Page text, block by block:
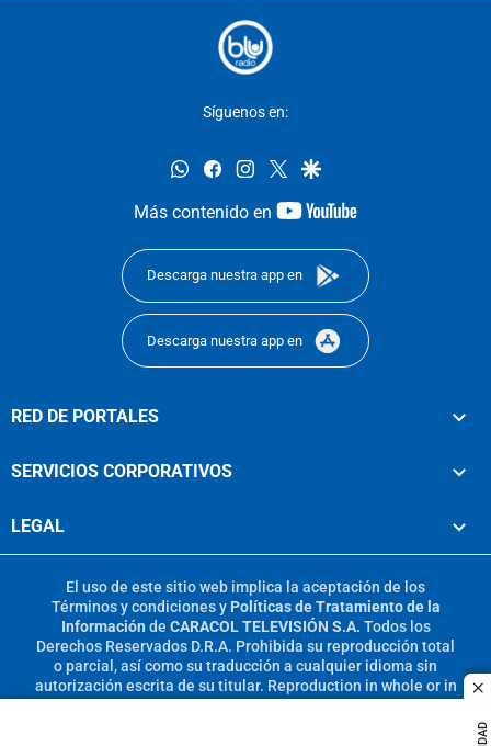
Síguenos en:
whatsappfacebookinstagram
twittergoogle
Más contenido en
youtube-
Descarga nuestra app en
Descarga nuestra app en
RED DE PORTALES
SERVICIOS CORPORATIVOS
LEGAL
El uso de este sitio web implica la aceptación de los
Términos y condicionesy Políticas de Tratamiento de la
Información de CARACOL TELEVISIÓN S.A. Todos los
Derechos Reservados D.R.A. Prohibida su reproducción total
o parcial, así como su traducción a cualquier idioma sin
autorización escrita de su titular. Reproduction in whole or in